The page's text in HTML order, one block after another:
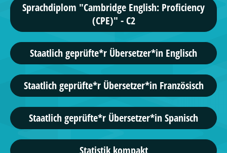
Sprachdiplom "Cambridge English: Proficiency
(CPE)" - C2
Staatlich geprüfte*r Übersetzer*in Englisch
Staatlich geprüfte*r Übersetzer*in Französisch
Staatlich geprüfte*r Übersetzer*in Spanisch